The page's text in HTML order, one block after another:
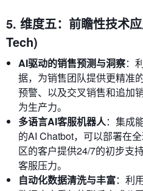
5. 维度五：前瞻性技术
Tech)
AI驱动的销售预测与洞察：
据，为销售团队提供更精准
预警、以及交叉销售和追加
为生产力。
多语言AI客服机器人：集成
的AI Chatbot，可以部署在
区的客户提供24/7的初步支
客服压力。
自动化数据清洗与丰富：利